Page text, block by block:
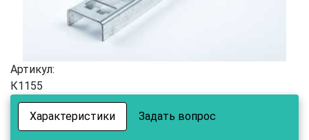
Артикул:
К1155
Характеристики Задать вопрос